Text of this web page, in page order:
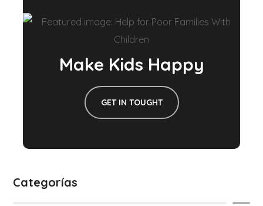
Make Kids Happy
GET IN TOUGHT
Categorías